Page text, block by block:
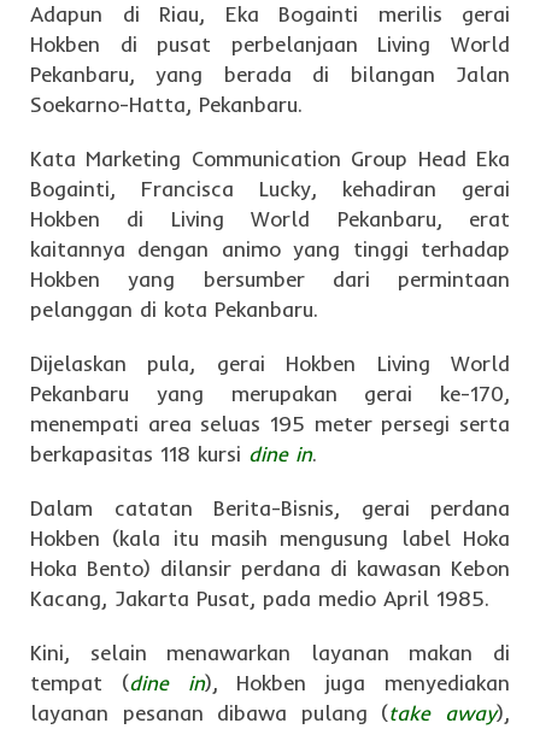
Adapun di Riau, Eka Bogainti merilis gerai
Hokben di pusat perbelanjaan Living World
Pekanbaru, yang berada di bilangan Jalan
Soekarno-Hatta, Pekanbaru.
Kata Marketing Communication Group Head Eka
Bogainti, Francisca Lucky, kehadiran gerai
Hokben di Living World Pekanbaru, erat
kaitannya dengan animo yang tinggi terhadap
Hokben yang bersumber dari permintaan
pelanggan di kota Pekanbaru.
Dijelaskan pula, gerai Hokben Living World
Pekanbaru yang merupakan gerai ke-170,
menempati area seluas 195 meter persegi serta
berkapasitas 118 kursi dine in.
Dalam catatan Berita-Bisnis, gerai perdana
Hokben (kala itu masih mengusung label Hoka
Hoka Bento) dilansir perdana di kawasan Kebon
Kacang, Jakarta Pusat, pada medio April 1985.
Kini, selain menawarkan layanan makan di
tempat (dine in), Hokben juga menyediakan
layanan pesanan dibawa pulang (take away),